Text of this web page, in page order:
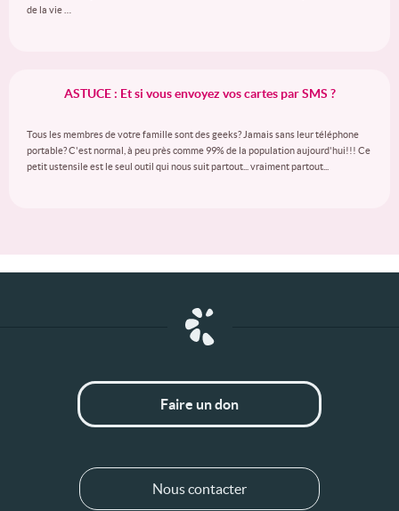
de la vie …
ASTUCE : Et si vous envoyez vos cartes par SMS ?
Tous les membres de votre famille sont des geeks? Jamais sans leur téléphone
portable? C'est normal, à peu près comme 99% de la population aujourd'hui!!! Ce
petit ustensile est le seul outil qui nous suit partout... vraiment partout...
Faire un don
Nous contacter